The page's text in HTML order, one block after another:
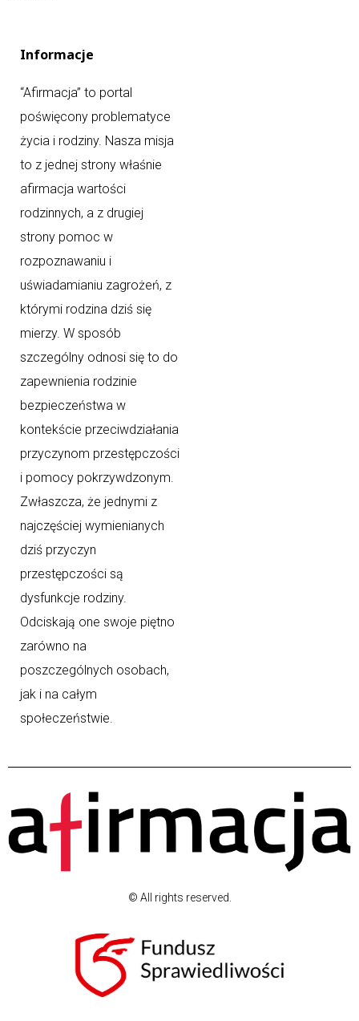
Informacje
“Afirmacja” to portal
poświęcony problematyce
życia i rodziny. Nasza misja
to z jednej strony właśnie
afirmacja wartości
rodzinnych, a z drugiej
strony pomoc w
rozpoznawaniu i
uświadamianiu zagrożeń, z
którymi rodzina dziś się
mierzy. W sposób
szczególny odnosi się to do
zapewnienia rodzinie
bezpieczeństwa w
kontekście przeciwdziałania
przyczynom przestępczości
i pomocy pokrzywdzonym.
Zwłaszcza, że jednymi z
najczęściej wymienianych
dziś przyczyn
przestępczości są
dysfunkcje rodziny.
Odciskają one swoje piętno
zarówno na
poszczególnych osobach,
jak i na całym
społeczeństwie.
© All rights reserved.